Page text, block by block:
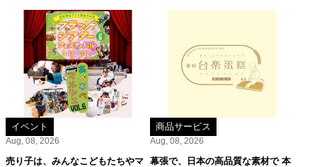
イベント
Aug, 08, 2026
売り子は、みんなこどもたちやマ
商品サービス
Aug, 08, 2026
幕張で、日本の高品質な素材で 本